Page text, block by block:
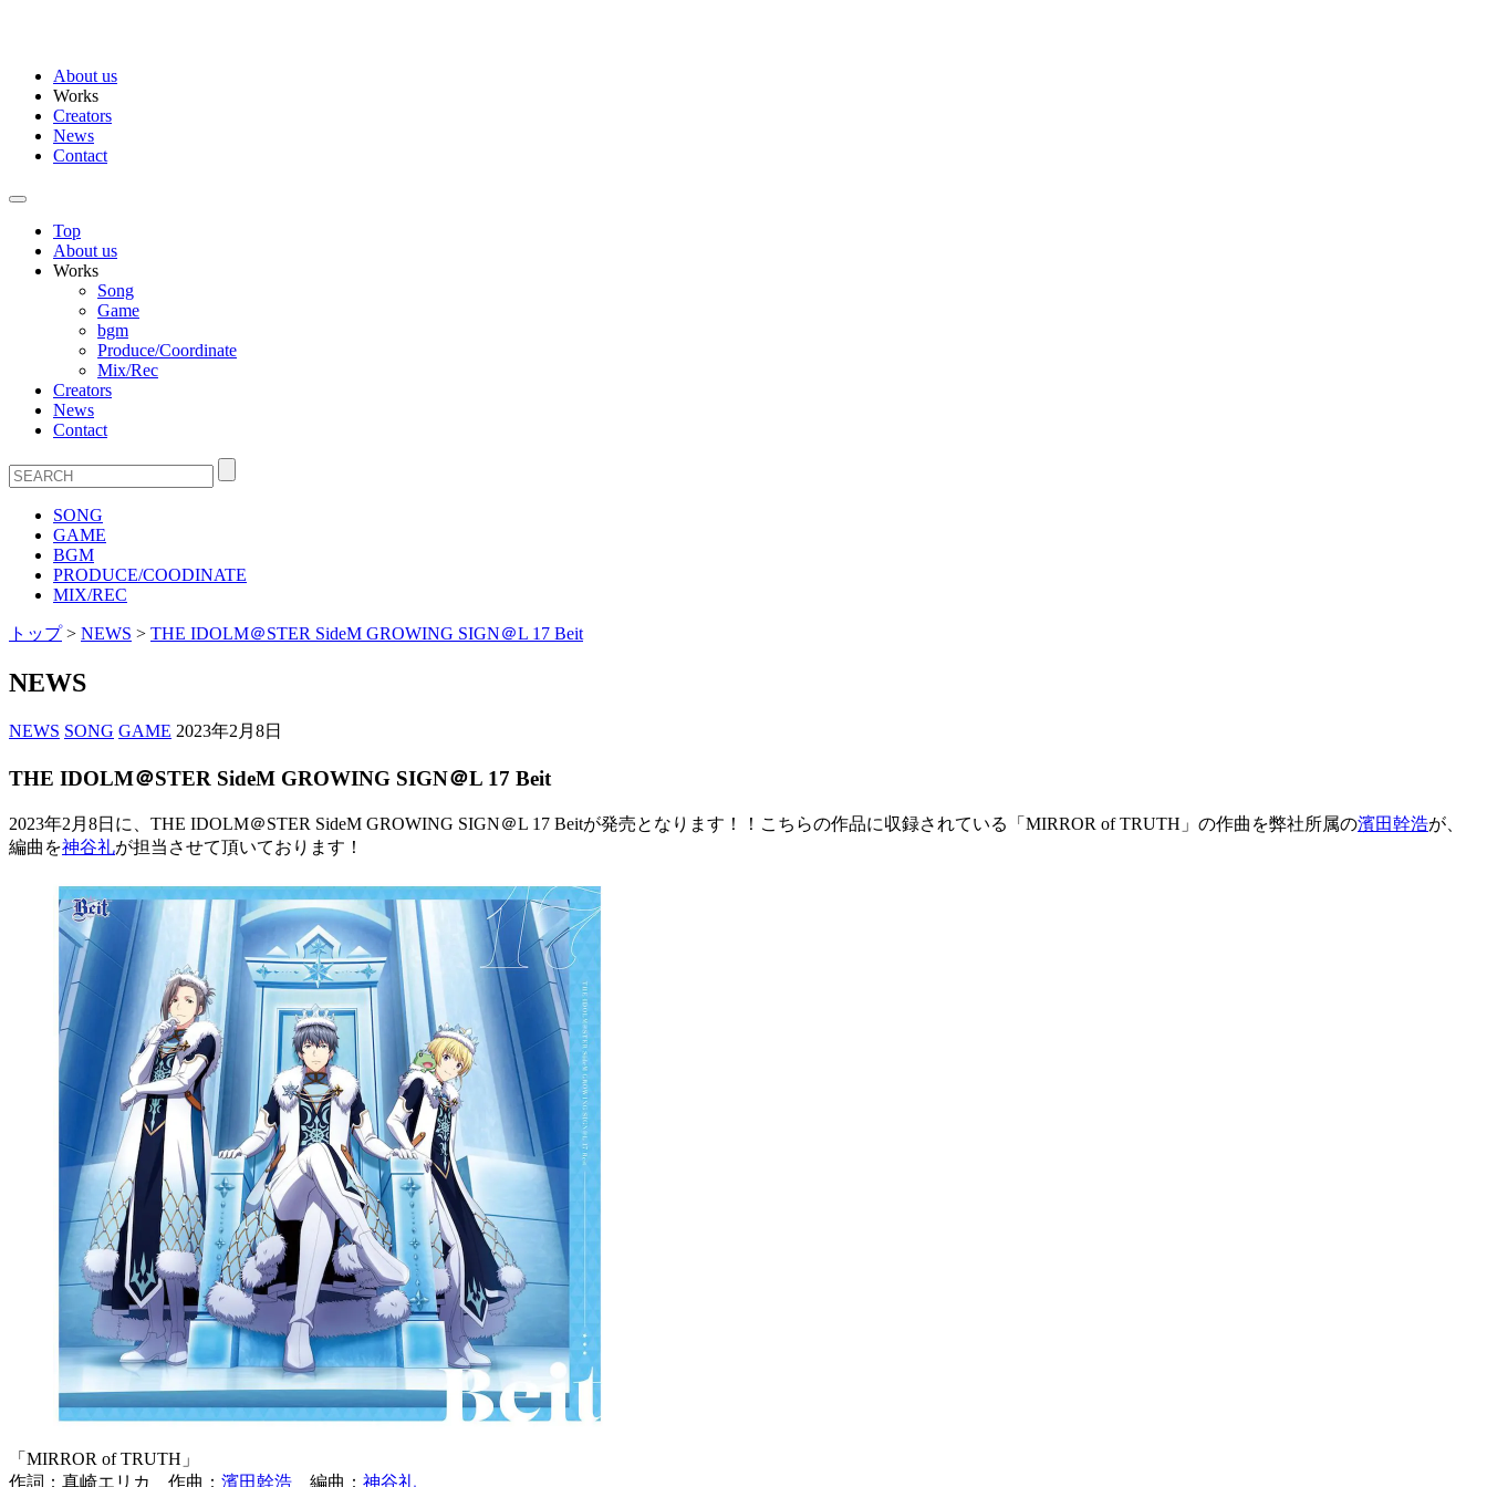
About us
Works
Creators
News
Contact
Top
About us
Works
Song
Game
bgm
Produce/Coordinate
Mix/Rec
Creators
News
Contact
SONG
GAME
BGM
PRODUCE/COODINATE
MIX/REC
トップ> NEWS > THE IDOLM＠STER SideM GROWING SIGN＠L 17 Beit
NEWS
NEWS SONG GAME 2023年2月8日
THE IDOLM＠STER SideM GROWING SIGN＠L 17 Beit
2023年2月8日に、THE IDOLM＠STER SideM GROWING SIGN＠L 17 Beitが発売となります！！こちらの作品に収録されている「MIRROR of TRUTH」の作曲を弊社所属の濱田幹浩が、
編曲を神谷礼が担当させて頂いております！
「MIRROR of TRUTH」
作詞：真崎エリカ 作曲： 濱田幹浩 編曲： 神谷礼